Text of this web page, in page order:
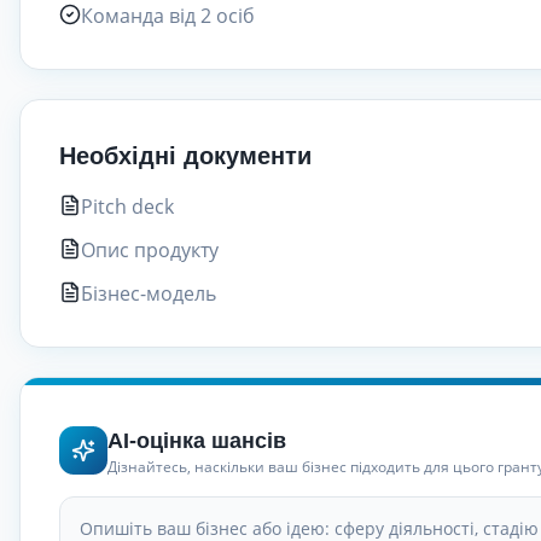
Команда від 2 осіб
Необхідні документи
Pitch deck
Опис продукту
Бізнес-модель
AI-оцінка шансів
Дізнайтесь, наскільки ваш бізнес підходить для цього